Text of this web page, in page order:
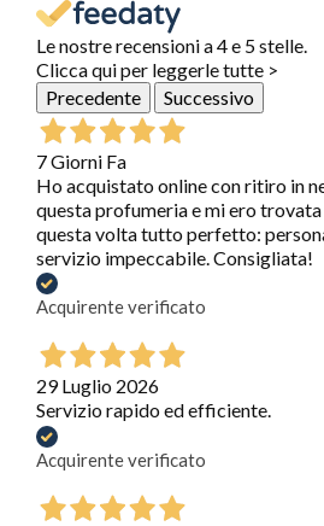
Le nostre recensioni a 4 e 5 stelle.
Clicca qui per leggerle tutte >
Precedente
Successivo
7 Giorni Fa
Ho acquistato online con ritiro in
questa profumeria e mi ero
questa volta tutto perfetto:
servizio impeccabile. Consigliata!
Acquirente verificato
29 Luglio 2026
Servizio rapido ed efficiente.
Acquirente verificato